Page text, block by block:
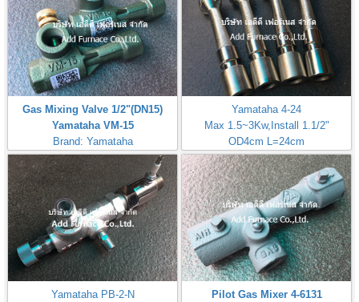
Gas Mixing Valve 1/2"(DN15)
Yamataha VM-15
Brand: Yamataha
Yamataha 4-24
Max 1.5~3Kw,Install 1.1/2"
OD4cm L=24cm
Inlet Gas Size 1/4"
Yamataha PB-2-N
Pilot Gas Mixer 4-6131